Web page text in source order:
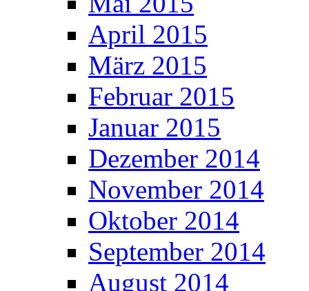
April 2015
März 2015
Februar 2015
Januar 2015
Dezember 2014
November 2014
Oktober 2014
September 2014
August 2014